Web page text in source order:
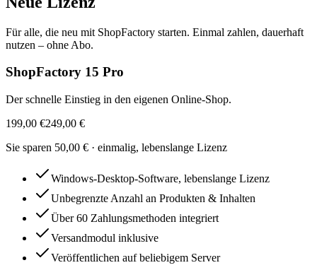
Für alle, die neu mit ShopFactory starten. Einmal zahlen, dauerhaft
nutzen – ohne Abo.
ShopFactory 15 Pro
Der schnelle Einstieg in den eigenen Online-Shop.
199,00 €249,00 €
Sie sparen 50,00 € · einmalig, lebenslange Lizenz
Windows-Desktop-Software, lebenslange Lizenz
Unbegrenzte Anzahl an Produkten & Inhalten
Über 60 Zahlungsmethoden integriert
Versandmodul inklusive
Veröffentlichen auf beliebigem Server